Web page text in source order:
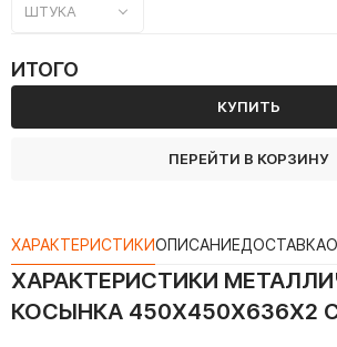
ШТУКА
ИТОГО
КУПИТЬ
ПЕРЕЙТИ В КОРЗИНУ
ХАРАКТЕРИСТИКИОПИСАНИЕДОСТАВКА
ХАРАКТЕРИСТИКИ
КОСЫНКА 450Х450Х636Х2